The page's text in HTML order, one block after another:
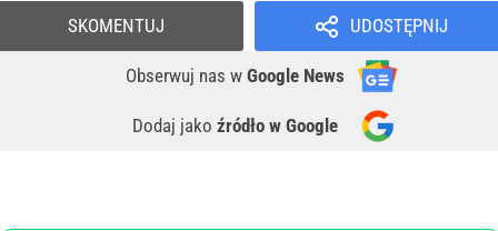
UDOSTĘPNIJ
Obserwuj nas w Google News
Dodaj jako źródło w Google
SKOMENTUJ